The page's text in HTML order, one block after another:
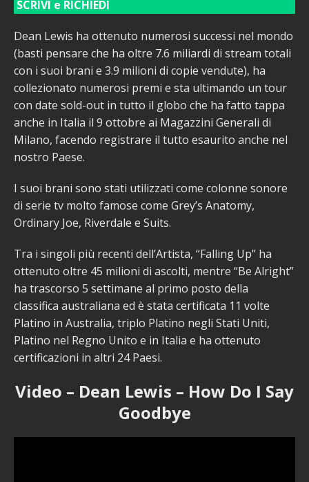
SCRIVI e RICHIEDI
Dean Lewis ha ottenuto numerosi successi nel mondo
(basti pensare che ha oltre 7.6 miliardi di stream totali
con i suoi brani e 3.9 milioni di copie vendute), ha
collezionato numerosi premi e sta ultimando un tour
con date sold-out in tutto il globo che ha fatto tappa
anche in Italia il 9 ottobre ai Magazzini Generali di
Milano, facendo registrare il tutto esaurito anche nel
nostro Paese.
I suoi brani sono stati utilizzati come colonne sonore
di serie tv molto famose come Grey’s Anatomy,
Ordinary Joe, Riverdale e Suits.
Tra i singoli più recenti dell’Artista, “Falling Up” ha
ottenuto oltre 45 milioni di ascolti, mentre “Be Alright”
ha trascorso 5 settimane al primo posto della
classifica australiana ed è stata certificata 11 volte
Platino in Australia, triplo Platino negli Stati Uniti,
Platino nel Regno Unito e in Italia e ha ottenuto
certificazioni in altri 24 Paesi.
Video – Dean Lewis – How Do I Say
Goodbye